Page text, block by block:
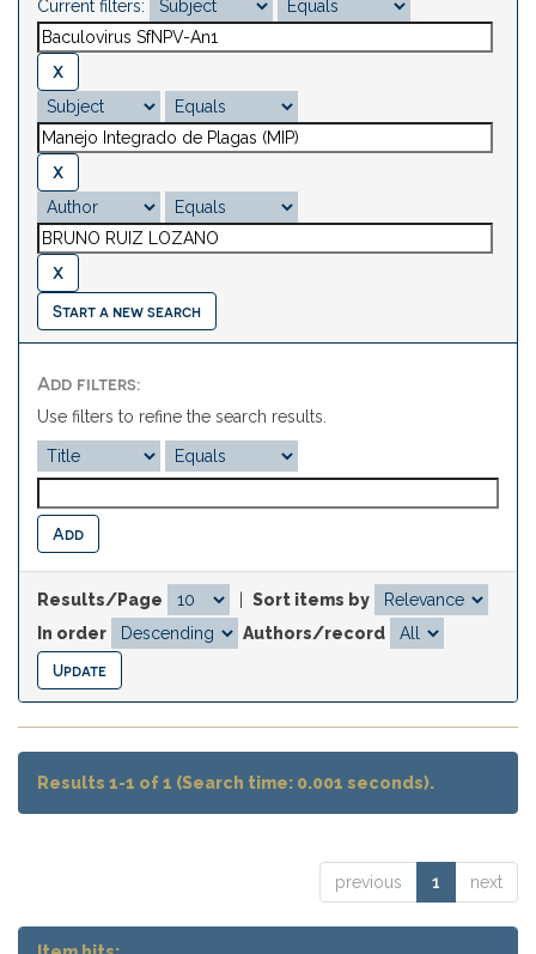
Current filters:
Start a new search
Add filters:
Use filters to refine the search results.
Results/Page
Sort items by
In order
Authors/record
Results 1-1 of 1 (Search time: 0.001 seconds).
previous 1 next